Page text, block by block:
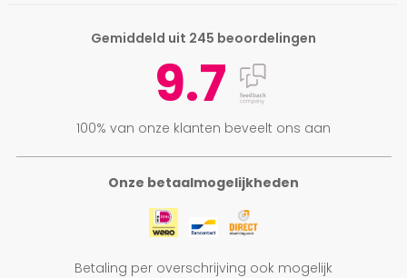
Onze betaalmogelijkheden
Betaling per overschrijving ook mogelijk
Gemiddeld uit 245 beoordelingen
9.7
100% van onze klanten beveelt ons aan